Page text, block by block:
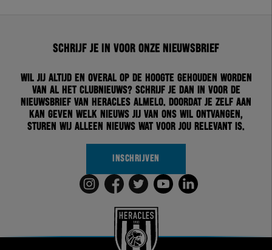
Schrijf je in voor onze nieuwsbrief
Wil jij altijd en overal op de hoogte gehouden worden
van al het clubnieuws? Schrijf je dan in voor de
nieuwsbrief van Heracles Almelo. Doordat je zelf aan
kan geven welk nieuws jij van ons wil ontvangen,
sturen wij alleen nieuws wat voor jou relevant is.
INSCHRIJVEN